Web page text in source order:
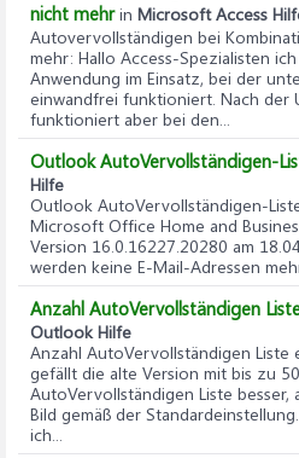
nicht mehrin Microsoft Access
Autovervollständigen bei
mehr: Hallo Access-Spezialisten
Anwendung im Einsatz, bei der
einwandfrei funktioniert. Nach der
funktioniert aber bei den...
Outlook AutoVervollständigen-
Hilfe
Outlook AutoVervollständigen-
Microsoft Office Home and
Version 16.0.16227.20280 am
werden keine E-Mail-Adressen
Anzahl AutoVervollständigen
Outlook Hilfe
Anzahl AutoVervollständigen Liste
gefällt die alte Version mit bis zu
AutoVervollständigen Liste besser,
Bild gemäß der
ich...